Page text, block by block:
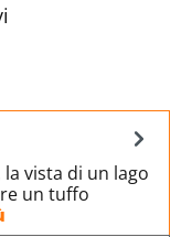
vista di un lago
un tuffo